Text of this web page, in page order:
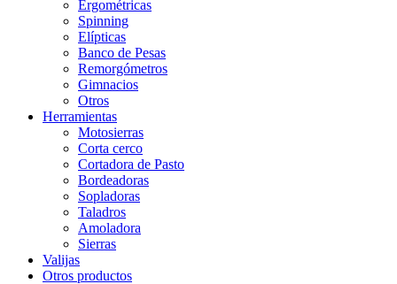
Ergométricas
Spinning
Elípticas
Banco de Pesas
Remorgómetros
Gimnacios
Otros
Herramientas
Motosierras
Corta cerco
Cortadora de Pasto
Bordeadoras
Sopladoras
Taladros
Amoladora
Sierras
Valijas
Otros productos